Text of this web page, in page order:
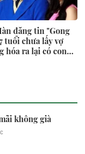
đăng tin "Gong
tuổi chưa lấy vợ
hóa ra lại có con
không già